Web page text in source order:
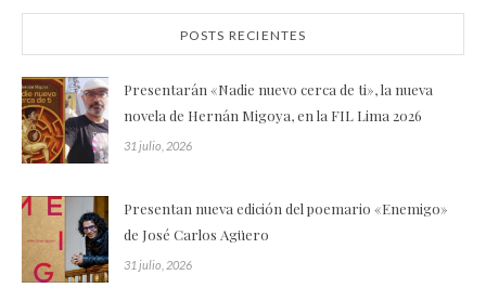
POSTS RECIENTES
Presentarán «Nadie nuevo cerca de ti», la nueva
novela de Hernán Migoya, en la FIL Lima 2026
31 julio, 2026
Presentan nueva edición del poemario «Enemigo»
de José Carlos Agüero
31 julio, 2026